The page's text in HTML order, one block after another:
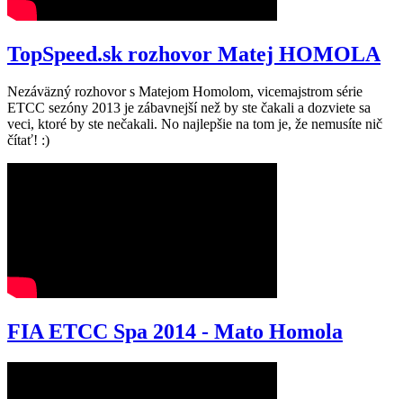
TopSpeed.sk rozhovor Matej HOMOLA
Nezáväzný rozhovor s Matejom Homolom, vicemajstrom série
ETCC sezóny 2013 je zábavnejší než by ste čakali a dozviete sa
veci, ktoré by ste nečakali. No najlepšie na tom je, že nemusíte nič
čítať! :)
FIA ETCC Spa 2014 - Mato Homola